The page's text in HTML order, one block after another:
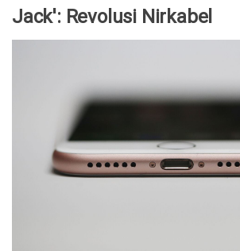
Jack': Revolusi Nirkabel